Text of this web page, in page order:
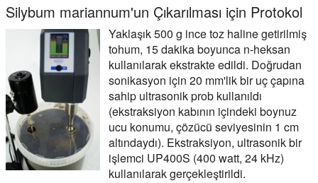
Silybum mariannum'un Çıkarılması için Protokol
Yaklaşık 500 g ince toz haline getirilmiş
tohum, 15 dakika boyunca n-heksan
kullanılarak ekstrakte edildi. Doğrudan
sonikasyon için 20 mm'lik bir uç çapına
sahip ultrasonik prob kullanıldı
(ekstraksiyon kabının içindeki boynuz
ucu konumu, çözücü seviyesinin 1 cm
altındaydı). Ekstraksiyon, ultrasonik bir
işlemci UP400S (400 watt, 24 kHz)
kullanılarak gerçekleştirildi.